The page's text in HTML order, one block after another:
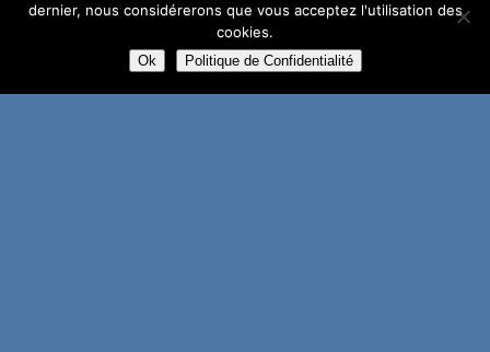
dernier, nous considérerons que vous acceptez l'utilisation des
cookies.
Ok Politique de Confidentialité